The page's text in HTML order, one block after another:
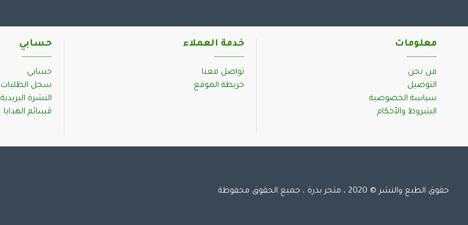
معلومات
من نحن
التوصيل
سياسة الخصوصية
الشروط والأحكام
خدمة العملاء
تواصل معنا
خريطة الموقع
حسابي
حسابي
سجل الطلبات
النشرة البريدية
قسائم الهدايا
حقوق الطبع والنشر © 2020 ، متجر بذرة ، جميع الحقوق محفوظة